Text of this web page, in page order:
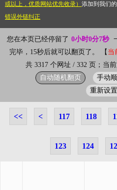
或以上，优质网站优先收录） 添加到我们
错误外链纠正
您在本页已经停留了 0小时0分7秒
完毕，15秒后就可以翻页了。 【 当
共 3317 个网址 / 332 页；当前
自动随机翻页
手动
重新设
<< < 117 118
123 124